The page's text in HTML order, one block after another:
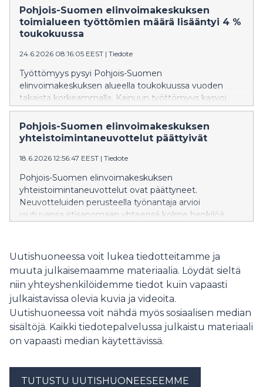
viikkoina alueella liikkuu kuitenkin tavallista enemmän
ajoneuvoja. Paikalle saapuvien kannattaa varautua
ruuhkiin ja mahdollisiin viivästyksiin. Turvallisuuden
ja rauhallista ajotapaa.
Pohjois-Suomen elinvoimakeskuksen
toimialueen työttömien määrä lisääntyi 4 %
toukokuussa
24.6.2026 08:16:05 EEST | Tiedote
Työttömyys pysyi Pohjois-Suomen
elinvoimakeskuksen alueella toukokuussa vuoden
takaista korkeammalla. Kainuun työttömyys kasvoi
viime vuodesta 5 % ja Pohjois-Pohjanmaan 4 %. Sekä
pitkäaikaistyöttömyys että nuorisotyöttömyys ovat
merkittävästi viime vuotta korkeammalla. Työvoiman
Pohjois-Suomen elinvoimakeskuksen
yhteistoimintaneuvottelut päättyivät
18.6.2026 12:56:47 EEST | Tiedote
Pohjois-Suomen elinvoimakeskuksen
yhteistoimintaneuvottelut ovat päättyneet.
Neuvotteluiden perusteella työnantaja arvioi
joutuvansa irtisanomaan yhteensä kolme henkilöä.
Uutishuoneessa voit lukea tiedotteitamme ja
muuta julkaisemaamme materiaalia. Löydät sieltä
niin yhteyshenkilöidemme tiedot kuin vapaasti
julkaistavissa olevia kuvia ja videoita.
Uutishuoneessa voit nähdä myös sosiaalisen median
sisältöjä. Kaikki tiedotepalvelussa julkaistu materiaali
on vapaasti median käytettävissä.
TUTUSTU UUTISHUONEESEEMME